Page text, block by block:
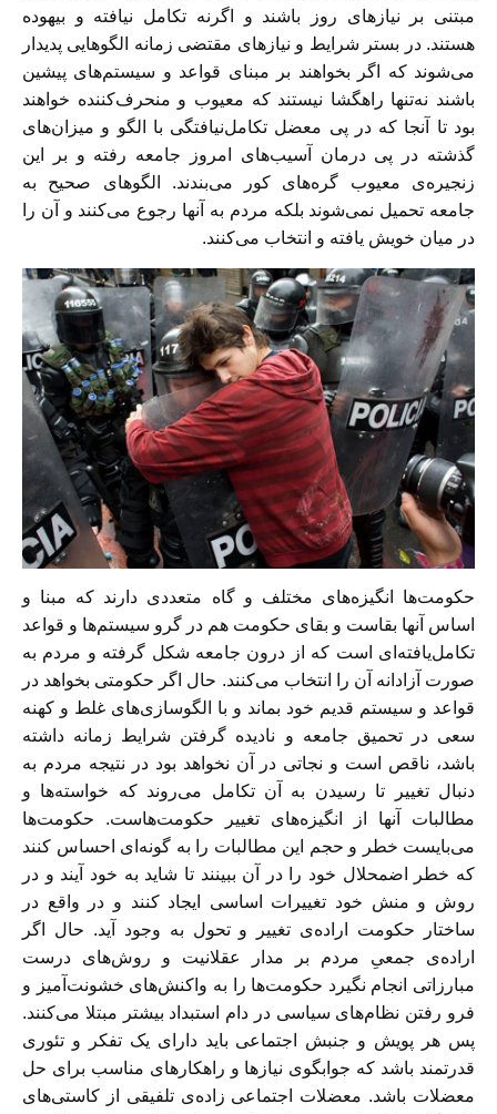
مبتنی بر نیازهای روز باشند و اگرنه تکامل نیافته و بیهوده
هستند. در بستر شرایط و نیازهای مقتضی زمانه الگوهایی پدیدار
می‌شوند که اگر بخواهند بر مبنای قواعد و سیستم‌های پیشین
باشند نه‌تنها راهگشا نیستند که معیوب و منحرف‌کننده خواهند
بود تا آنجا که در پی معضل تکامل‌نیافتگی با الگو و میزان‌های
گذشته در پی درمان آسیب‌های امروز جامعه رفته و بر این
زنجیره‌ی معیوب گره‌های کور می‌بندند. الگوهای صحیح به
جامعه تحمیل نمی‌شوند بلکه مردم به آنها رجوع می‌کنند و آن را
در میان خویش یافته و انتخاب می‌کنند.
حکومت‌ها انگیزه‌های مختلف و گاه متعددی دارند که مبنا و
اساس آنها بقاست و بقای حکومت هم در گرو سیستم‌ها و قواعد
تکامل‌یافته‌ای است که از درون جامعه شکل گرفته و مردم به
صورت آزادانه آن را انتخاب می‌کنند. حال اگر حکومتی بخواهد در
قواعد و سیستم قدیم خود بماند و با الگوسازی‌های غلط و کهنه
سعی در تحمیق جامعه و نادیده گرفتن شرایط زمانه داشته
باشد، ناقص است و نجاتی در آن نخواهد بود در نتیجه مردم به
دنبال تغییر تا رسیدن به آن تکامل می‌روند که خواسته‌ها و
مطالبات آنها از انگیزه‌های تغییر حکومت‌هاست. حکومت‌ها
می‌بایست خطر و حجم این مطالبات را به گونه‌ای احساس کنند
که خطر اضمحلال خود را در آن ببینند تا شاید به خود آیند و در
روش و منش خود تغییرات اساسی ایجاد کنند و در واقع در
ساختار حکومت اراده‌ی تغییر و تحول به وجود آید. حال اگر
اراده‌ی جمعیِ مردم بر مدار عقلانیت و روش‌های درست
مبارزاتی انجام نگیرد حکومت‌ها را به واکنش‌های خشونت‌آمیز و
فرو رفتن نظام‌های سیاسی در دام استبداد بیشتر مبتلا می‌کنند.
پس هر پویش و جنبش اجتماعی باید دارای یک تفکر و تئوری
قدرتمند باشد که جوابگوی نیازها و راهکارهای مناسب برای حل
معضلات باشد. معضلات اجتماعی زاده‌ی تلفیقی از کاستی‌های